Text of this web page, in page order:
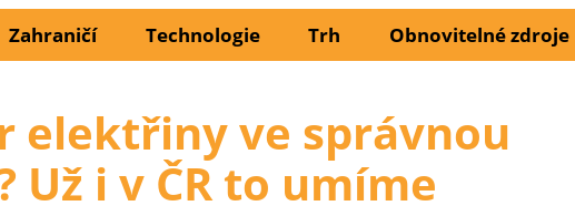
Zahraničí Technologie Trh Obnovitelné zdroje
elektřiny ve správnou
Už i v ČR to umíme